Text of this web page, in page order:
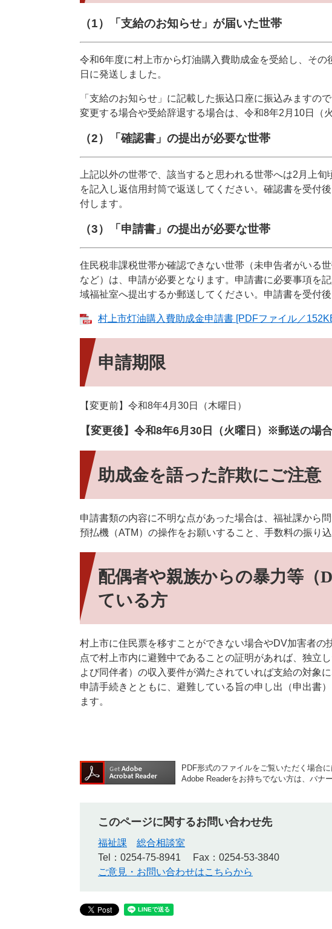
（1）「支給のお知らせ」が届いた世帯
令和6年度に村上市から灯油購入費助成金を受給し、そ
日に発送しました。
「支給のお知らせ」に記載した振込口座に振込みますの
変更する場合や受給辞退する場合は、令和8年2月10日（
（2）「確認書」の提出が必要な世帯
上記以外の世帯で、該当すると思われる世帯へは2月上
を記入し返信用封筒で返送してください。確認書を受付
付します。​
（3）「申請書」の提出が必要な世帯
住民税非課税世帯か確認できない世帯（未申告者がいる
など） は、申請が必要となります。申請書に必要事項を
域福祉室へ提出するか郵送してください。申請書を受付
村上市灯油購入費助成金申請書 [PDFファイル／
申請期限
【変更前】令和8年4月30日（木曜日）
【変更後】令和8年6月30日（火曜日）※郵送の場
助成金を語った詐欺にご注意
申請書類の内容に不明な点があった場合は、福祉課から
預払機（ATM）の操作をお願いすること、手数料の振り
配偶者や親族からの暴力等（
ている方
村上市に住民票を移すことができない場合やDV加害者
点で村上市内に避難中であることの証明があれば、独立
よび同伴者）の収入要件が満たされていれば支給の対象に
申請手続きとともに、避難している旨の申し出（申出書
ます。
PDF形式のファイルをご覧いただく場合
Adobe Readerをお持ちでない方は、バナ
このページに関するお問い合わせ先
福祉課
総合相談室
Tel：0254-75-8941
Fax：0254-53-3840
ご意見・お問い合わせはこちらから